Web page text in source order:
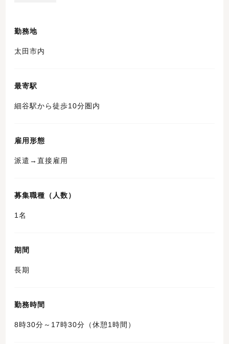
勤務地
太田市内
最寄駅
細谷駅から徒歩10分圏内
雇用形態
派遣→直接雇用
募集職種（人数）
1名
期間
長期
勤務時間
8時30分～17時30分（休憩1時間）